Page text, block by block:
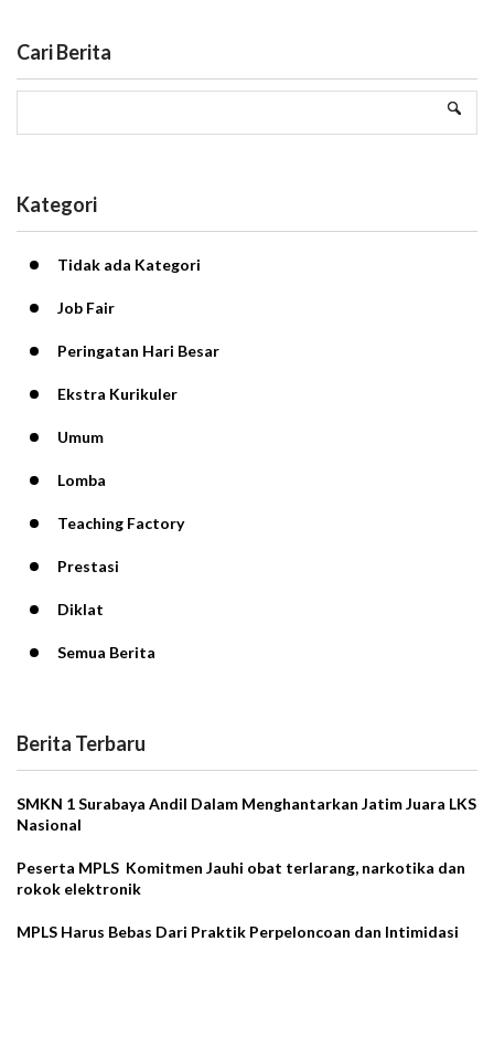
Cari Berita
Kategori
Tidak ada Kategori
Job Fair
Peringatan Hari Besar
Ekstra Kurikuler
Umum
Lomba
Teaching Factory
Prestasi
Diklat
Semua Berita
Berita Terbaru
SMKN 1 Surabaya Andil Dalam Menghantarkan Jatim Juara LKS
Nasional
Peserta MPLS Komitmen Jauhi obat terlarang, narkotika dan
rokok elektronik
MPLS Harus Bebas Dari Praktik Perpeloncoan dan Intimidasi